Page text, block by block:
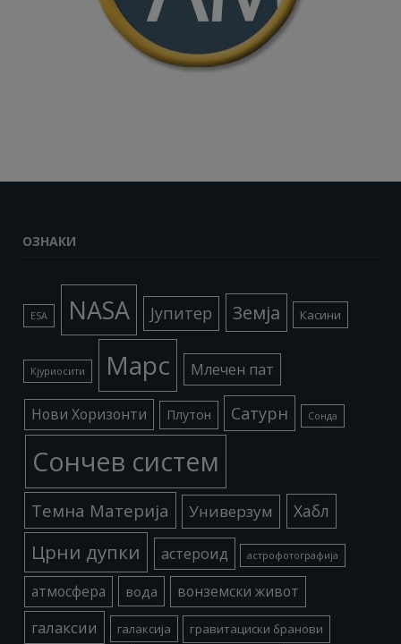
ОЗНАКИ
ESA NASA Јупитер Земја Касини
Кјуриосити Марс Млечен пат
Нови Хоризонти Плутон Сатурн Сонда
Сончев систем
Темна Материја Универзум Хабл
Црни дупки астероид астрофотографија
атмосфера вода вонземски живот
галаксии галаксија гравитациски бранови